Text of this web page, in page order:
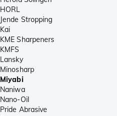
HORL
Jende Stropping
Kai
KME Sharpeners
KMFS
Lansky
Minosharp
Miyabi
Naniwa
Nano-Oil
Pride Abrasive